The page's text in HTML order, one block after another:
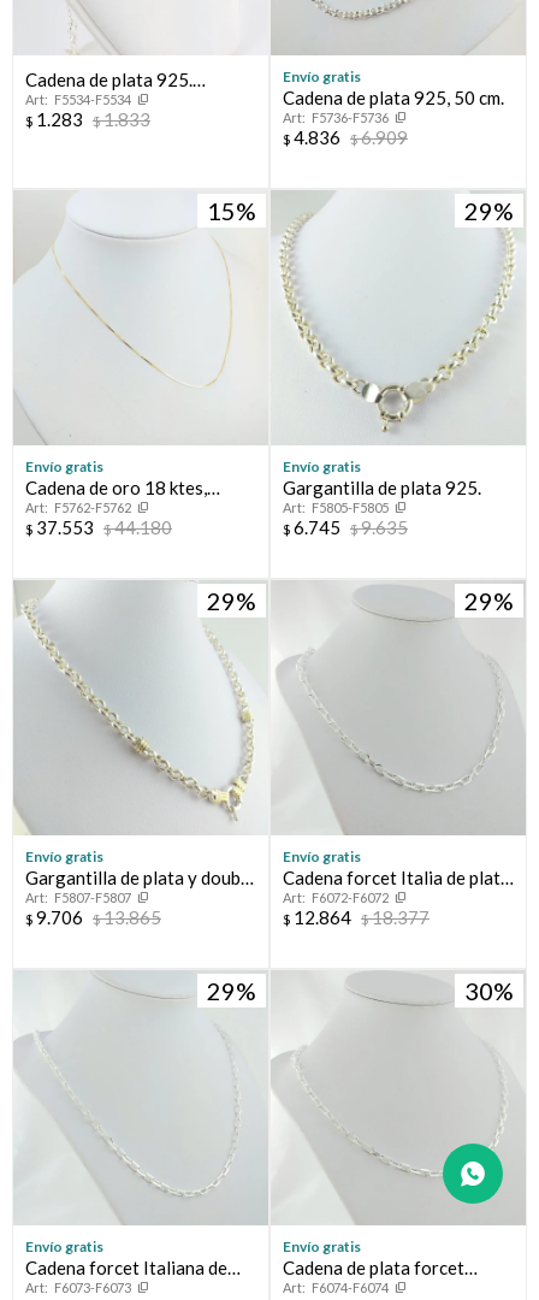
Cadena de plata 925.
Modelo ROLITO, largo
45cm.
F5534-F5534
$ 1.283 $1.833
Envío gratis
Cadena de plata 925, 50 cm.
F5736-F5736
$ 4.836 $6.909
15
Envío gratis
Cadena de oro 18 ktes,
GRUMETTE
F5762-F5762
$ 37.553 $44.180
29
Envío gratis
Gargantilla de plata 925.
F5805-F5805
$ 6.745 $9.635
29
Envío gratis
Gargantilla de plata y double
en oro 18 ktes, Rolo
F5807-F5807
$ 9.706 $13.865
29
Envío gratis
Cadena forcet Italia de plata
925.F6072-F6072
$ 12.864 $18.377
29
Envío gratis
Cadena forcet Italiana de
plata 925. Largo total 60cm
F6073-F6073
30
Envío gratis
Cadena de plata forcet
Italiana de plata 925
F6074-F6074